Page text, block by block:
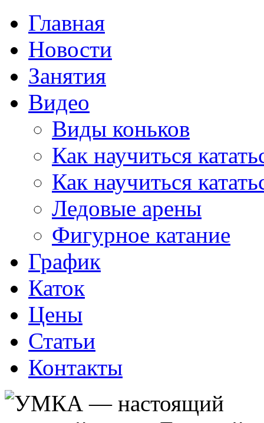
Главная
Новости
Занятия
Видео
Виды коньков
Как научиться
Как научиться
Ледовые арены
Фигурное катание
График
Каток
Цены
Статьи
Контакты